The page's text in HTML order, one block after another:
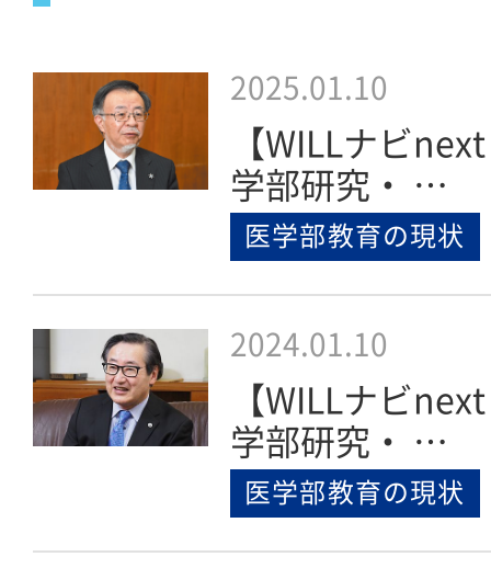
医学部教育の現状
2025.01.10
【WILLナビ
学部研究・ …
医学部教育の現状
2024.01.10
【WILLナビ
学部研究・ …